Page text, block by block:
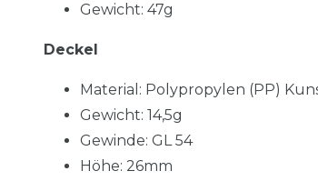
Gewicht: 47g
Deckel
Material: Polypropylen (PP)
Gewicht: 14,5g
Gewinde: GL 54
Höhe: 26mm